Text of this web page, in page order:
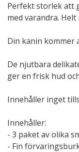
Perfekt storlek att
med varandra.
Din kanin kommer
De njutbara
ger en frisk hud
Innehåller inget
Innehåller:
- 3 paket av olika
- Fin